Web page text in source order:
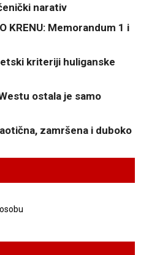
narativ
KRENU: Memorandum 1 i
kriteriji huliganske
ostala je samo
zamršena i duboko